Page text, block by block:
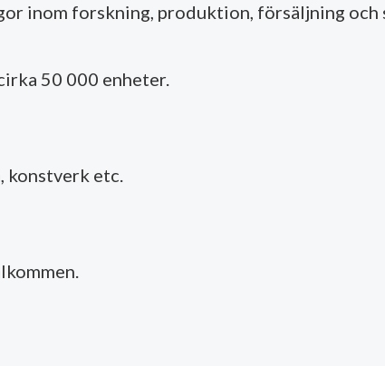
inom forskning, produktion, försäljning och
50 000 enheter.
konstverk etc.